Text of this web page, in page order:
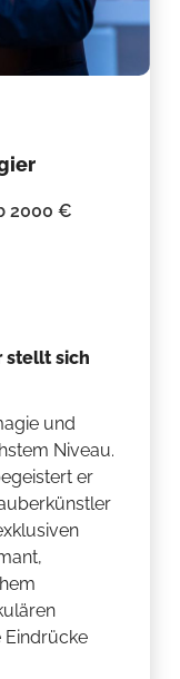
2000 €
stellt sich
und
Niveau.
er
Eindrücke